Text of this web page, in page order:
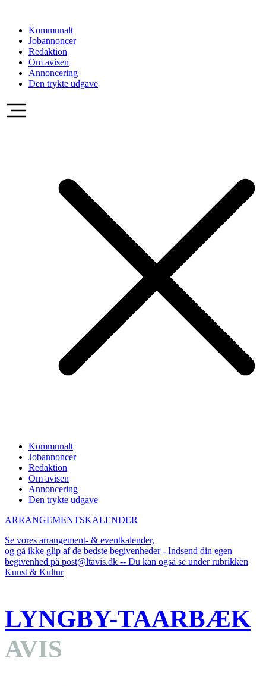
indholdKommunalt
Jobannoncer
Redaktion
Om avisen
Annoncering
Den trykte udgave
Kommunalt
Jobannoncer
Redaktion
Om avisen
Annoncering
Den trykte udgave
ARRANGEMENTSKALENDER
Se vores arrangement- & eventkalender,
og gå ikke glip af de bedste begivenheder - Indsend din egen
begivenhed på post@ltavis.dk -- Du kan også se under rubrikken
Kunst & Kultur
LYNGBY-TAARBÆK
AVIS